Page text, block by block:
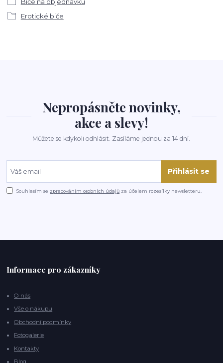
Biče na objednávku
Erotické biče
Nepropásněte novinky,
akce a slevy!
Můžete se kdykoli odhlásit. Zasíláme jednou za 14 dní.
Přihlásit se
Souhlasím se zpracováním osobních údajů za účelem rozesílky newsletteru.
Informace pro zákazníky
O nás
Vše o nákupu
Obchodní podmínky
Fotogalerie
Kontakty
Blog